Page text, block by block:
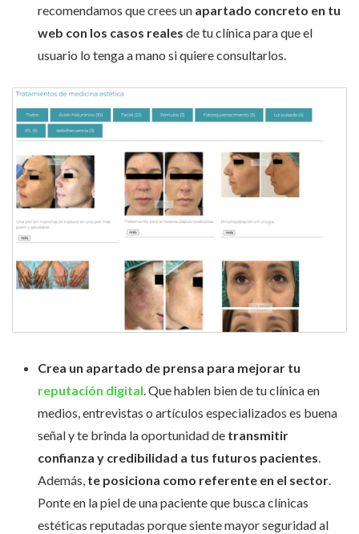
recomendamos que crees un apartado concreto en tu
web con los casos reales de tu clínica para que el
usuario lo tenga a mano si quiere consultarlos.
Crea un apartado de prensa para mejorar tu
reputación digital. Que hablen bien de tu clínica en
medios, entrevistas o artículos especializados es buena
señal y te brinda la oportunidad de transmitir
confianza y credibilidad a tus futuros pacientes.
Además, te posiciona como referente en el sector.
Ponte en la piel de una paciente que busca clínicas
estéticas reputadas porque siente mayor seguridad al